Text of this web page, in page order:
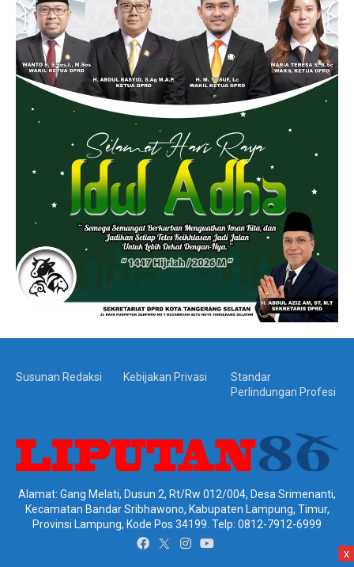
Susunan Redaksi Kebijakan Privasi
Standar
Perlindungan Profesi
Alamat: Gang Melati, Dusun 2, Rt/Rw 012/004, Desa Srimenanti,
Kecamatan Bandar Sribhawono, Kabupaten Lampung, Timur,
Provinsi Lampung, Kode Pos 34199. Telp: 0812-7912-6999
x